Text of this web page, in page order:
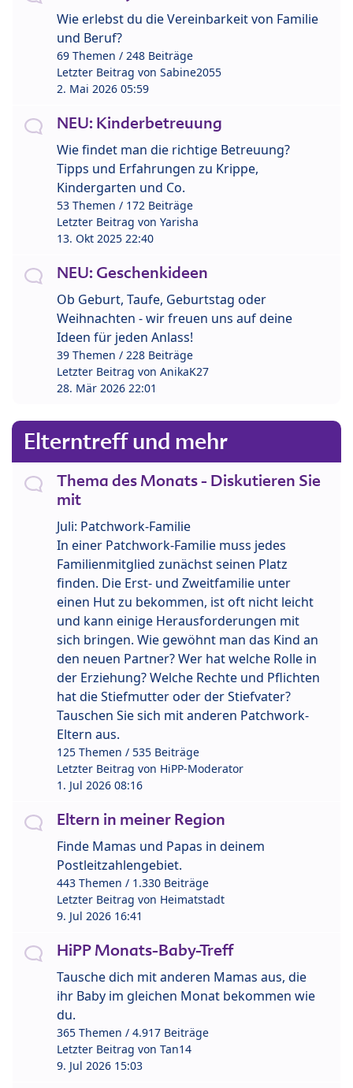
Wie erlebst du die Vereinbarkeit von Familie
und Beruf?
69 Themen / 248 Beiträge
Letzter Beitrag von Sabine2055
2. Mai 2026 05:59
NEU: Kinderbetreuung
Wie findet man die richtige Betreuung?
Tipps und Erfahrungen zu Krippe,
Kindergarten und Co.
53 Themen / 172 Beiträge
Letzter Beitrag von Yarisha
13. Okt 2025 22:40
NEU: Geschenkideen
Ob Geburt, Taufe, Geburtstag oder
Weihnachten - wir freuen uns auf deine
Ideen für jeden Anlass!
39 Themen / 228 Beiträge
Letzter Beitrag von AnikaK27
28. Mär 2026 22:01
Elterntreff und mehr
Thema des Monats - Diskutieren Sie
mit
Juli: Patchwork-Familie
In einer Patchwork-Familie muss jedes
Familienmitglied zunächst seinen Platz
finden. Die Erst- und Zweitfamilie unter
einen Hut zu bekommen, ist oft nicht leicht
und kann einige Herausforderungen mit
sich bringen. Wie gewöhnt man das Kind an
den neuen Partner? Wer hat welche Rolle in
der Erziehung? Welche Rechte und Pflichten
hat die Stiefmutter oder der Stiefvater?
Tauschen Sie sich mit anderen Patchwork-
Eltern aus.
125 Themen / 535 Beiträge
Letzter Beitrag von HiPP-Moderator
1. Jul 2026 08:16
Eltern in meiner Region
Finde Mamas und Papas in deinem
Postleitzahlengebiet.
443 Themen / 1.330 Beiträge
Letzter Beitrag von Heimatstadt
9. Jul 2026 16:41
HiPP Monats-Baby-Treff
Tausche dich mit anderen Mamas aus, die
ihr Baby im gleichen Monat bekommen wie
du.
365 Themen / 4.917 Beiträge
Letzter Beitrag von Tan14
9. Jul 2026 15:03